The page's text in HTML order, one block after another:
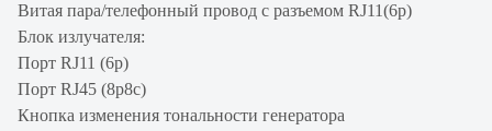
Витая пара/телефонный провод с разъемом RJ11(6р)
Блок излучателя:
Порт RJ11 (6р)
Порт RJ45 (8p8c)
Кнопка изменения тональности генератора